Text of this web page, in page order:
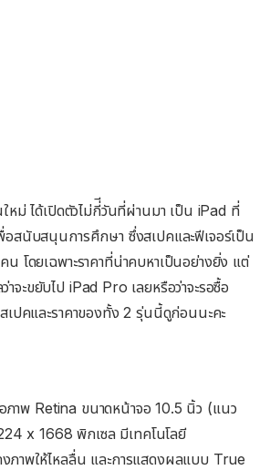
ม่ ได้เปิดตัวไม่กี่ีวันที่ผ่านมา เป็น iPad ที่
อสนับสนุนการศึกษา ซึ่งสเปคและฟีเจอร์เป็น
น โดยเฉพาะราคาที่น่าคบหาเป็นอย่างยิ่ง แต่
จะขยับไป iPad Pro เลยหรือว่าจะรอซื้อ
ปคและราคาของทั้ง 2 รุ่นนี้ดูก่อนนะคะ
ภาพ Retina ขนาดหน้าจอ 10.5 นิ้ว (แนว
x 1668 พิกเซล มีเทคโนโลยี
าพให้ไหลลื่น และการแสดงผลแบบ True